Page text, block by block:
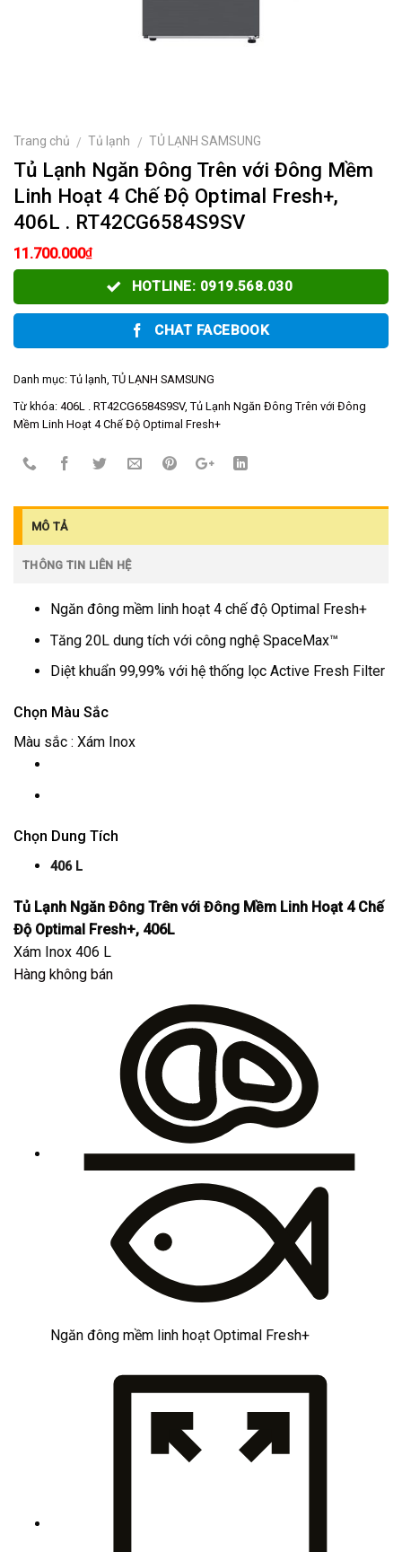
Trang chủ / Tủ lạnh / TỦ LẠNH SAMSUNG
Tủ Lạnh Ngăn Đông Trên với Đông Mềm
Linh Hoạt 4 Chế Độ Optimal Fresh+,
406L . RT42CG6584S9SV
11.700.000₫
HOTLINE: 0919.568.030
CHAT FACEBOOK
Danh mục: Tủ lạnh, TỦ LẠNH SAMSUNG
Từ khóa: 406L . RT42CG6584S9SV, Tủ Lạnh Ngăn Đông Trên với Đông
Mềm Linh Hoạt 4 Chế Độ Optimal Fresh+
MÔ TẢ
THÔNG TIN LIÊN HỆ
Ngăn đông mềm linh hoạt 4 chế độ Optimal Fresh+
Tăng 20L dung tích với công nghệ SpaceMax™
Diệt khuẩn 99,99% với hệ thống lọc Active Fresh Filter
Chọn Màu Sắc
Màu sắc : Xám Inox
Chọn Dung Tích
406 L
Tủ Lạnh Ngăn Đông Trên với Đông Mềm Linh Hoạt 4 Chế
Độ Optimal Fresh+, 406L
Xám Inox 406 L
Hàng không bán
Ngăn đông mềm linh hoạt Optimal Fresh+